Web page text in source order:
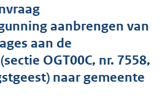
o
t
:
aanbrengen van
aan de
OGT00C, nr. 7558,
naar gemeente